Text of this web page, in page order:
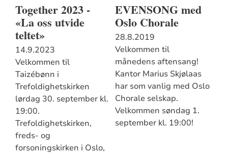
Together 2023 -
«La oss utvide
teltet»
14.9.2023
Velkommen til
Taizébønn i
Trefoldighetskirken
lørdag 30. september kl.
19:00.
Trefoldighetskirken,
freds- og
forsoningskirken i Oslo,
EVENSONG med
Oslo Chorale
28.8.2019
Velkommen til
månedens aftensang!
Kantor Marius Skjølaas
har som vanlig med Oslo
Chorale selskap.
Velkommen søndag 1.
september kl. 19:00!